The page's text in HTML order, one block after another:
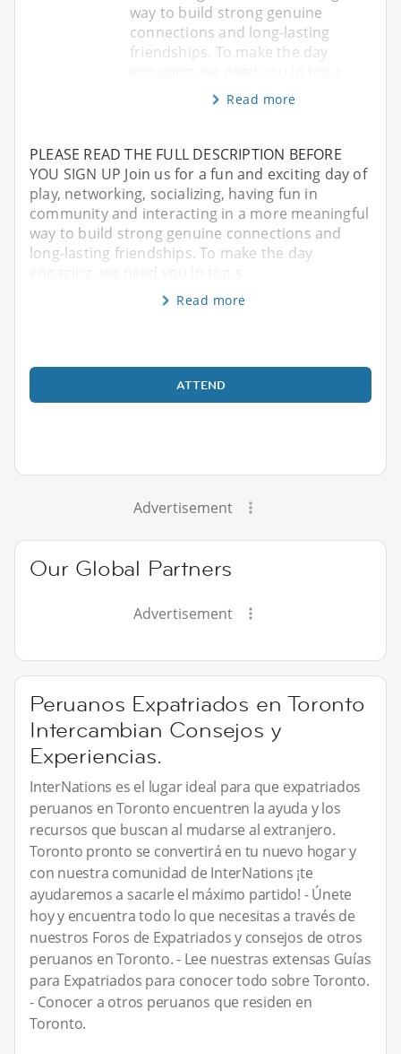
way to build strong genuine
connections and long-lasting
friendships. To make the day
Read more
PLEASE READ THE FULL DESCRIPTION BEFORE
YOU SIGN UP Join us for a fun and exciting day of
play, networking, socializing, having fun in
community and interacting in a more meaningful
way to build strong genuine connections and
long-lasting friendships. To make the day
Read more
ATTEND
Advertisement
Our Global Partners
Advertisement
Peruanos Expatriados en Toronto
Intercambian Consejos y
Experiencias.
InterNations es el lugar ideal para que expatriados
peruanos en Toronto encuentren la ayuda y los
recursos que buscan al mudarse al extranjero.
Toronto pronto se convertirá en tu nuevo hogar y
con nuestra comunidad de InterNations ¡te
ayudaremos a sacarle el máximo partido! - Únete
hoy y encuentra todo lo que necesitas a través de
nuestros Foros de Expatriados y consejos de otros
peruanos en Toronto. - Lee nuestras extensas Guías
para Expatriados para conocer todo sobre Toronto.
- Conocer a otros peruanos que residen en
Toronto.